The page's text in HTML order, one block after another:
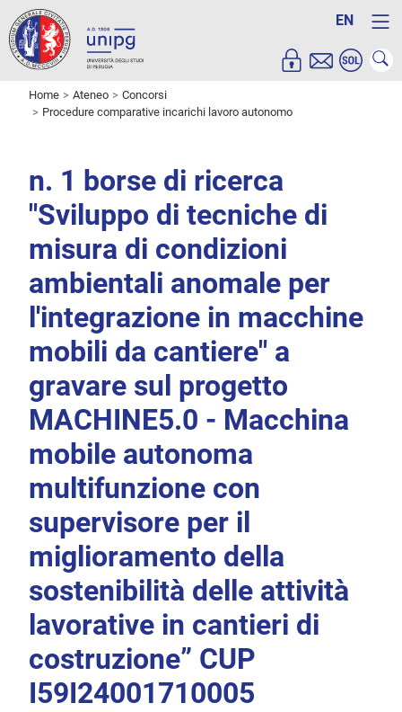
EN
Home Ateneo
Concorsi
Procedure comparative incarichi lavoro autonomo
n. 1 borse di ricerca
"Sviluppo di tecniche di
misura di condizioni
ambientali anomale per
l'integrazione in macchine
mobili da cantiere" a
gravare sul progetto
MACHINE5.0 - Macchina
mobile autonoma
multifunzione con
supervisore per il
miglioramento della
sostenibilità delle attività
lavorative in cantieri di
costruzione” CUP
I59I24001710005